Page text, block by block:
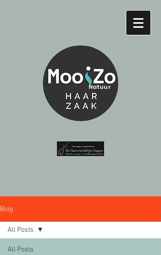
Natuur
Blog
All Posts
All Posts